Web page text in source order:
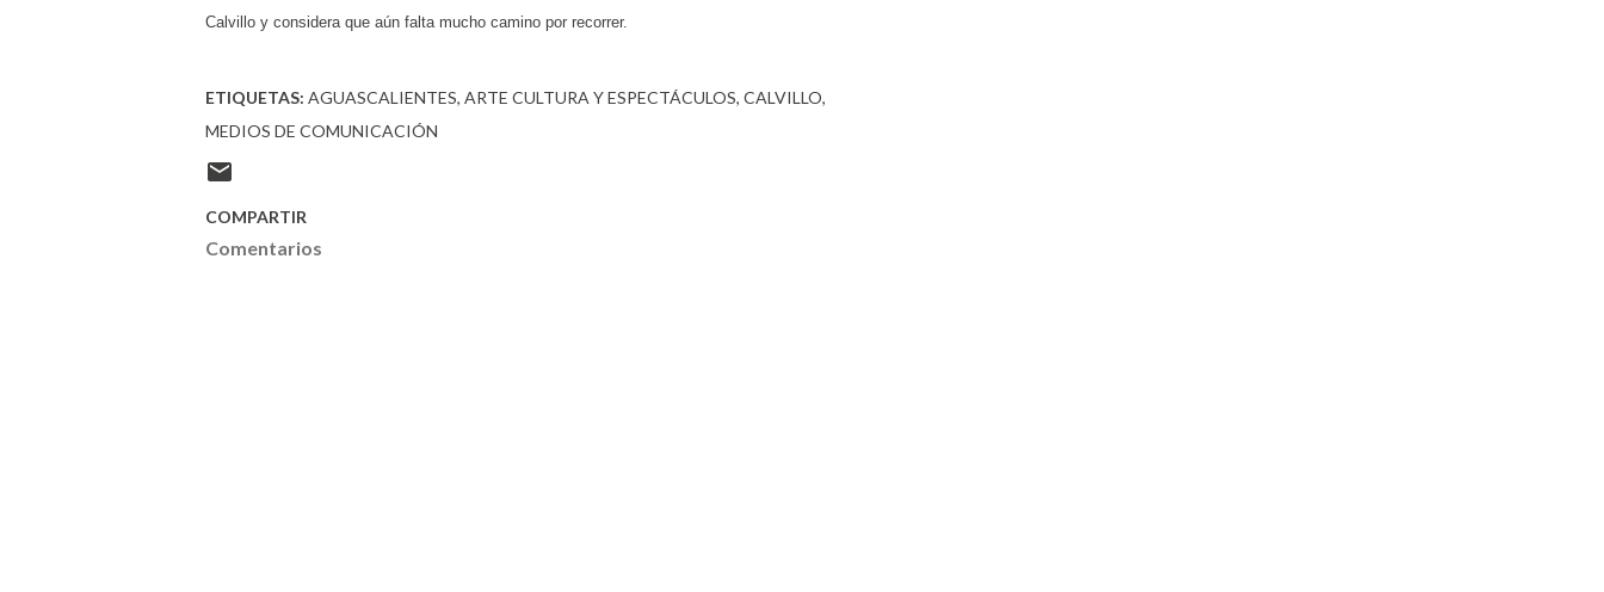
Calvillo y considera que aún falta mucho camino por recorrer.
ETIQUETAS: AGUASCALIENTES ARTE CULTURA Y ESPECTÁCULOS CALVILLO
MEDIOS DE COMUNICACIÓN
COMPARTIR
Comentarios